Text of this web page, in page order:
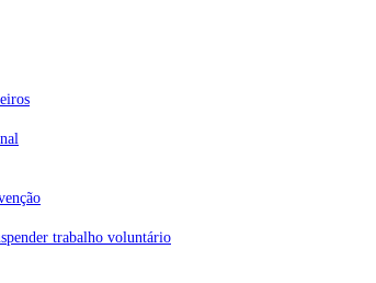
trabalho voluntário